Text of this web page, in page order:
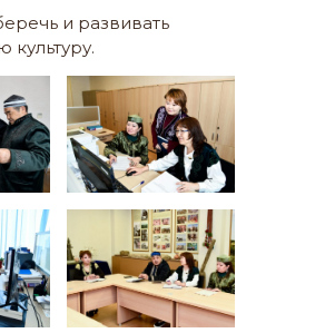
и развивать
культуру.